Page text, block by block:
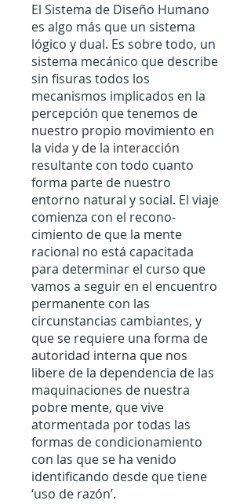
El Sistema de Diseño Humano
es algo más que un sistema
lógico y dual. Es sobre todo, un
sistema mecánico que describe
sin fisuras todos los
mecanismos implicados en la
percepción que tenemos de
nuestro propio movimiento en
la vida y de la interacción
resultante con todo cuanto
forma parte de nuestro
entorno natural y social. El viaje
comienza con el recono-
cimiento de que la mente
racional no está capacitada
para determinar el curso que
vamos a seguir en el encuentro
permanente con las
circunstancias cambiantes, y
que se requiere una forma de
autoridad interna que nos
libere de la dependencia de las
maquinaciones de nuestra
pobre mente, que vive
atormentada por todas las
formas de condicionamiento
con las que se ha venido
identificando desde que tiene
‘uso de razón’.